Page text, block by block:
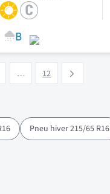
la page
… 12
Pneu hiver 215/65 R16